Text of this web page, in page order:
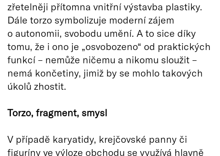
zřetelněji přítomna vnitřní výstavba plastiky.
Dále torzo symbolizuje moderní zájem
o autonomii, svobodu umění. A to sice díky
tomu, že i ono je „osvobozeno“ od praktických
funkcí – nemůže ničemu a nikomu sloužit –
nemá končetiny, jimiž by se mohlo takových
úkolů zhostit.
Torzo, fragment, smysl
V případě karyatidy, krejčovské panny či
figuríny ve výloze obchodu se využívá hlavně